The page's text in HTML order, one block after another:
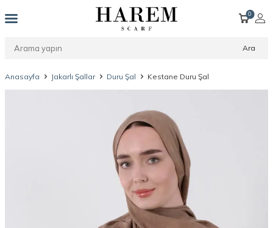
Ara
0
Anasayfa Jakarlı Şallar Duru Şal Kestane Duru Şal